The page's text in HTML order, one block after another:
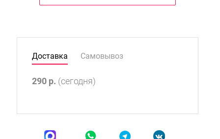
Доставка Самовывоз
290 р. (сегодня)